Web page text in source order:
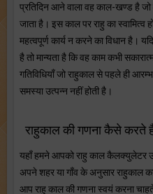
प्रतिदिन आने वाला वह काल-खण्ड है जो
जाता है। इस काल पर राहु का
महत्वपूर्ण कार्य न करने का विधान है।
है तो मान्यता है कि वह काम कभी
गतिविधियाँ जो राहुकाल से पहले ही
समस्या उत्पन्न नहीं होती है।
राहुकाल की गणना कैसे करते
यहाँ हमने आपको राहु काल कैलक्युलेटर
अपने शहर या गाँव के अनुसार राहुकाल
आप राहु काल की गणना स्वयं करना